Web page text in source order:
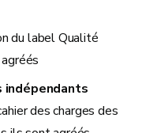
du label Qualité
indépendants
des charges des